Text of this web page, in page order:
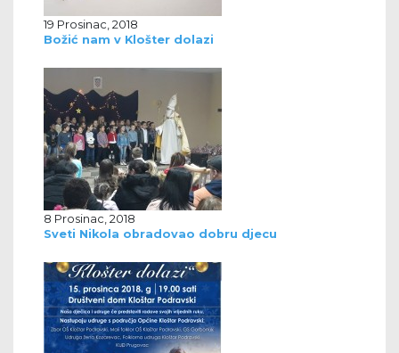
19 Prosinac, 2018
Božić nam v Klošter dolazi
8 Prosinac, 2018
Sveti Nikola obradovao dobru djecu